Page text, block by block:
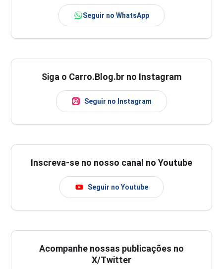
Seguir no WhatsApp
Siga o Carro.Blog.br no Instagram
Seguir no Instagram
Inscreva-se no nosso canal no Youtube
Seguir no Youtube
Acompanhe nossas publicações no
X/Twitter